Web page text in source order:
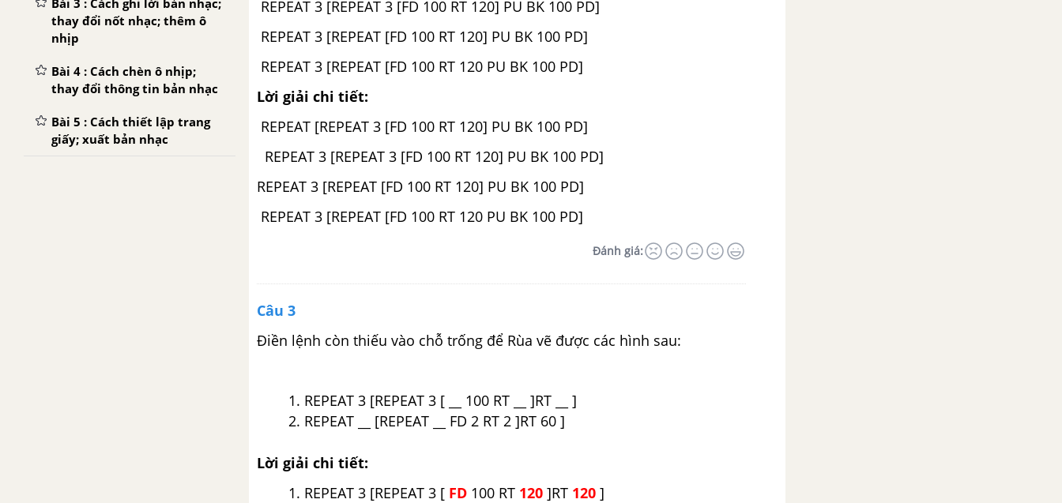
Bài 3 : Cách ghi lời bản nhạc;
thay đổi nốt nhạc; thêm ô
nhịp
Bài 4 : Cách chèn ô nhịp;
thay đổi thông tin bản nhạc
Bài 5 : Cách thiết lập trang
giấy; xuất bản nhạc
REPEAT 3 [REPEAT 3 [FD 100 RT 120] PU BK 100 PD]
REPEAT 3 [REPEAT [FD 100 RT 120] PU BK 100 PD]
REPEAT 3 [REPEAT [FD 100 RT 120 PU BK 100 PD]
Lời giải chi tiết:
REPEAT [REPEAT 3 [FD 100 RT 120] PU BK 100 PD]
REPEAT 3 [REPEAT 3 [FD 100 RT 120] PU BK 100 PD]
REPEAT 3 [REPEAT [FD 100 RT 120] PU BK 100 PD]
REPEAT 3 [REPEAT [FD 100 RT 120 PU BK 100 PD]
Đánh giá:
Câu 3
Điền lệnh còn thiếu vào chỗ trống để Rùa vẽ được các hình sau:
REPEAT 3 [REPEAT 3 [ __ 100 RT __ ]RT __ ]
REPEAT __ [REPEAT __ FD 2 RT 2 ]RT 60 ]
Lời giải chi tiết:
REPEAT 3 [REPEAT 3 [ FD100 RT 120]RT 120]